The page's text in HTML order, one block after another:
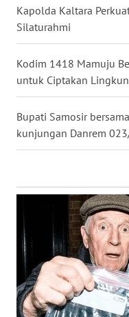
Kapolda Kaltara
Silaturahmi
Kodim 1418 Mamuju
untuk Ciptakan
Bupati Samosir
kunjungan Danrem
KALBAR
KALTENG
KALTARA
WN
SULSEL
WN